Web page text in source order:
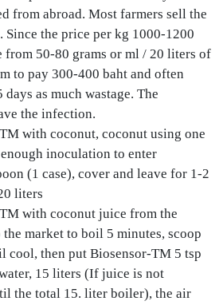
from abroad. Most farmers sell the
the price per kg 1000-1200
from 50-80 grams or ml / 20 liters of
to pay 300-400 baht and often
as much wastage. The
the infection.
with coconut, coconut using one
inoculation to enter
(1 case), cover and leave for 1-2
liters
with coconut juice from the
market to boil 5 minutes, scoop
cool, then put Biosensor-TM 5 tsp
15 liters (If juice is not
the total 15. liter boiler), the air